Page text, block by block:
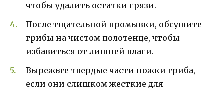
чтобы удалить остатки грязи.
После тщательной промывки, обсушите
грибы на чистом полотенце, чтобы
избавиться от лишней влаги.
Вырежьте твердые части ножки гриба,
если они слишком жесткие для